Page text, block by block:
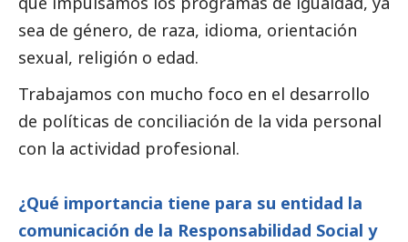
sea de género, de raza, idioma, orientación
sexual, religión o edad.
Trabajamos con mucho foco en el desarrollo
de políticas de conciliación de la vida personal
con la actividad profesional.
¿Qué importancia tiene para su entidad la
comunicación de la Responsabilidad Social y